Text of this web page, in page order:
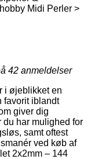
Midi Perler >
42 anmeldelser
i øjeblikket en
favorit iblandt
giver dig
har mulighed for
samt oftest
ved køb af
2x2mm – 144